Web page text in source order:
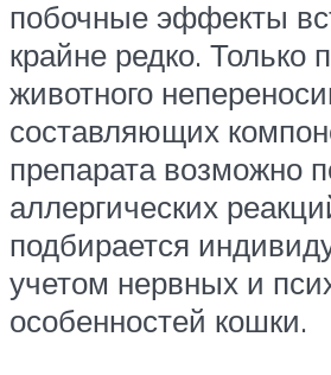
побочные эффекты
крайне редко. Только
животного
составляющих
препарата возможно
аллергических
подбирается
учетом нервных и
особенностей кошки.